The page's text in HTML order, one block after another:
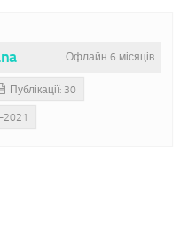
Офлайн 6 місяців
Публікації: 30
2021